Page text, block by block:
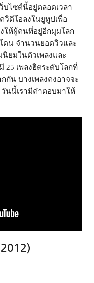
ไซต์นี้อยู่ตลอดเวลา
วิดีโอลงในยูทูปเพื่อ
ให้ผู้คนที่อยู่อีกมุมโลก
ดน จำนวนยอดวิวและ
ยมในตัวเพลงและ
25 เพลงฮิตระดับโลกที่
กัน บางเพลงคงอาจจะ
นนี้เรามีคำตอบมาให้